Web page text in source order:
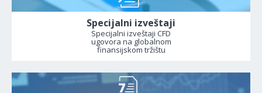
Specijalni izveštaji
Specijalni izveštaji CFD
ugovora na globalnom
finansijskom tržištu